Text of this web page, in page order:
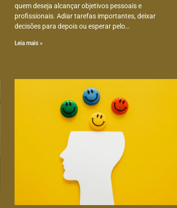
quem deseja alcançar objetivos pessoais e
profissionais. Adiar tarefas importantes, deixar
decisões para depois ou esperar pelo…
Leia mais »